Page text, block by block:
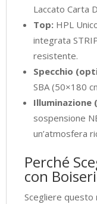
Laccato Carta
Top: HPL
integrata
resistente.
Specchio
SBA (50×180
Illuminazione
sospensione
un’atmosfera
Perché
con
Scegliere questo